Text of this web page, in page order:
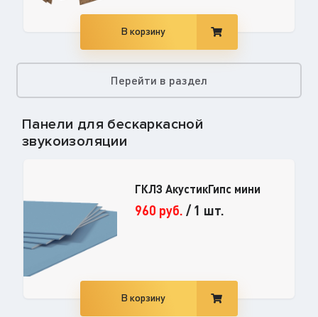
В корзину
Перейти в раздел
Панели для бескаркасной
звукоизоляции
ГКЛЗ АкустикГипс мини
960 руб. /1 шт.
В корзину